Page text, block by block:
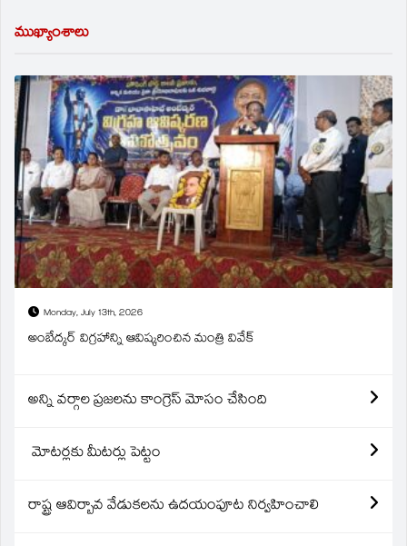
ముఖ్యాంశాలు
Monday, July 13th, 2026
అంబేద్కర్ విగ్రహాన్ని ఆవిష్కరించిన మంత్రి వివేక్
అన్ని వర్గాల ప్రజలను కాంగ్రెస్ మోసం చేసింది
మోటర్లకు మీటర్లు పెట్టం
రాష్ట్ర ఆవిర్బావ వేడుకలను ఉదయంపూట నిర్వహించాలి